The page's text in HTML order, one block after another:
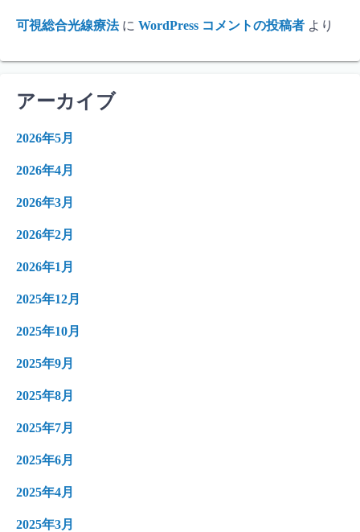
可視総合光線療法に WordPress コメントの投稿者 より
アーカイブ
2026年5月
2026年4月
2026年3月
2026年2月
2026年1月
2025年12月
2025年10月
2025年9月
2025年8月
2025年7月
2025年6月
2025年4月
2025年3月